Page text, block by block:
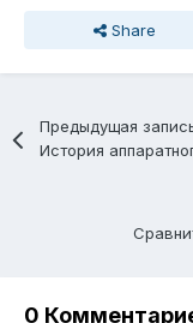
Share
Предыдущая
0